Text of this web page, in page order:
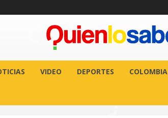
VIDEO DEPORTES COLOMBIA